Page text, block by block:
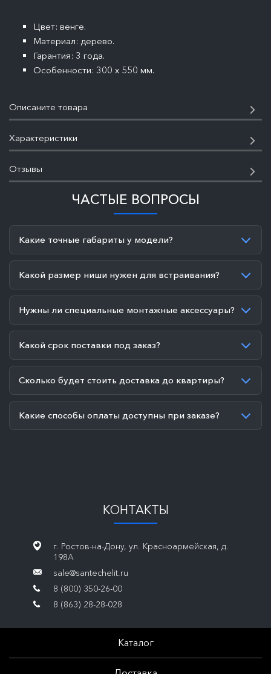
Цвет: венге.
Материал: дерево.
Гарантия: 3 года.
Особенности: 300 x 550 мм.
Описаните товара
Характеристики
Отзывы
ЧАСТЫЕ ВОПРОСЫ
Какие точные габариты у модели?
Какой размер ниши нужен для встраивания?
Нужны ли специальные монтажные аксессуары?
Какой срок поставки под заказ?
Сколько будет стоить доставка до квартиры?
Какие способы оплаты доступны при заказе?
КОНТАКТЫ
г. Ростов-на-Дону, ул. Красноармейская, д.
198А
sale@santechelit.ru
8 (800) 350-26-00
8 (863) 28-28-028
Каталог